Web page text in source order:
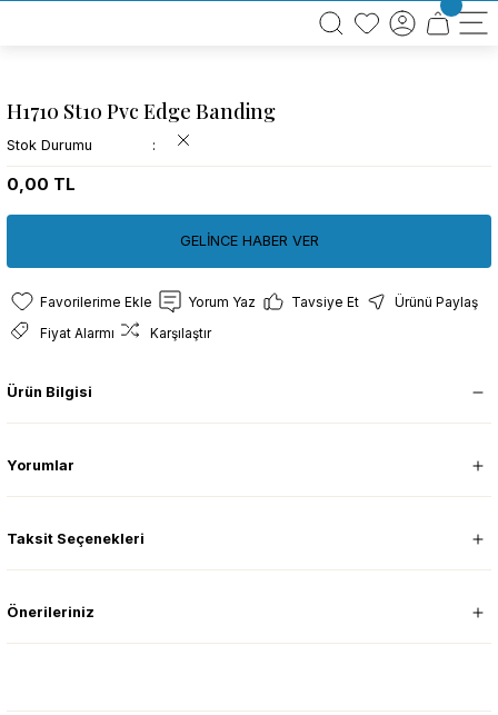
BÜTÜN ALIŞVERİŞLERİNİZDE KARGO BEDAVA!
TÜRKİYE GENELİNDE 10.000 MÜŞTERİ REFERANSI
H1710 St10 Pvc Edge Banding
Stok Durumu
0,00 TL
GELİNCE HABER VER
Yorum Yaz Tavsiye Et
Ürünü Paylaş
Fiyat Alarmı
Karşılaştır
Ürün Bilgisi
Yorumlar
Taksit Seçenekleri
Önerileriniz